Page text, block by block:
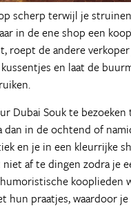
scherp terwijl je
in de ene shop een
roept de andere
en laat de
Dubai Souk te
dan in de ochtend of
en je in een kleurrijke
niet af te dingen zodra je
kooplieden
hun praatjes, waardoor